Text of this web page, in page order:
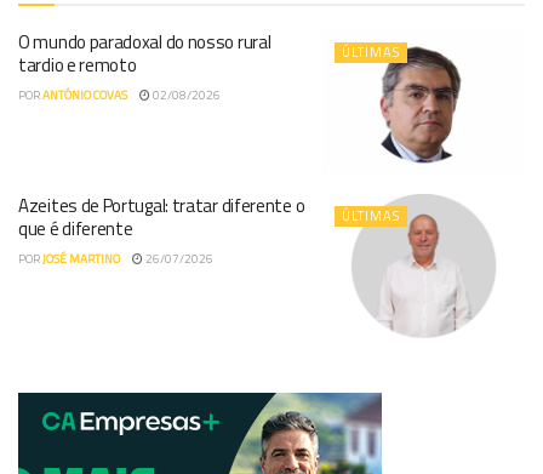
ÚLTIMAS
O mundo paradoxal do nosso rural
tardio e remoto
PORANTÓNIO COVAS 02/08/2026
ÚLTIMAS
Azeites de Portugal: tratar diferente o
que é diferente
PORJOSÉ MARTINO 26/07/2026